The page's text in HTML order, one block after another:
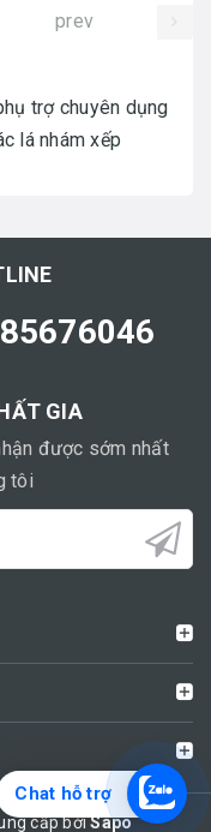
trợ chuyên dụng
lá nhám xếp
prev
GIA
được sớm nhất
tôi
cấp bởiSapo
Chat hỗ trợ